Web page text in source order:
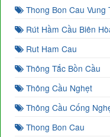
Thong Bon Cau Vung
Rút Hầm Cầu Biên
Rut Ham Cau
Thông Tắc Bồn Cầu
Thông Cầu Nghẹt
Thông Cầu Cống
Thong Bon Cau